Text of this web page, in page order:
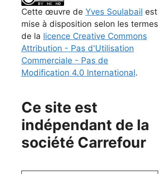
Cette œuvre de Yves Soulabail est
mise à disposition selon les termes
de la licence Creative Commons
Attribution - Pas d'Utilisation
Commerciale - Pas de
Modification 4.0 International.
Ce site est
indépendant de la
société Carrefour